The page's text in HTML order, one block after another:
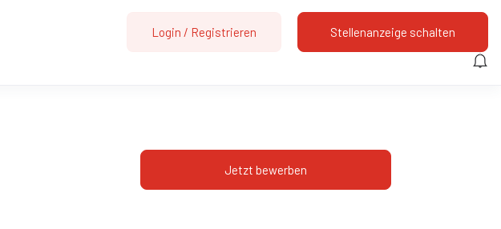
Login / Registrieren Stellenanzeige schalten
Jetzt bewerben